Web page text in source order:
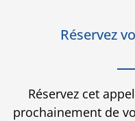
Réservez
Réservez cet
prochainement de